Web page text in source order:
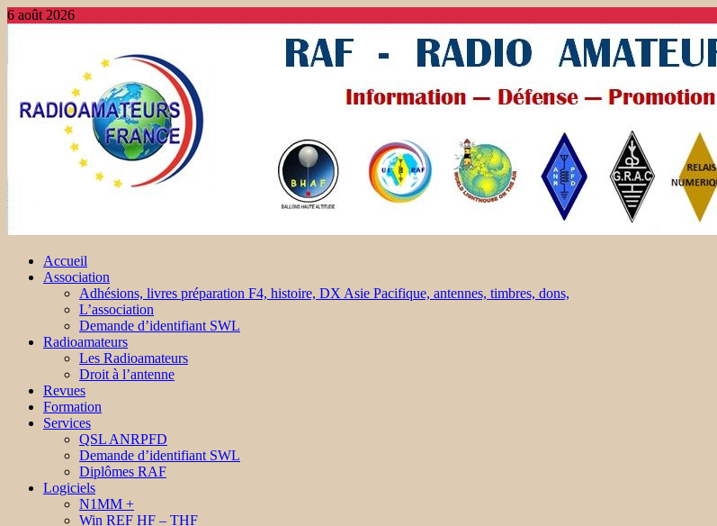
6 août 2026
Accueil
Association
Adhésions, livres préparation F4, histoire, DX Asie Pacifique, antennes, timbres, dons,
L’association
Demande d’identifiant SWL
Radioamateurs
Les Radioamateurs
Droit à l’antenne
Revues
Formation
Services
QSL ANRPFD
Demande d’identifiant SWL
Diplômes RAF
Logiciels
N1MM +
Win REF HF – THF